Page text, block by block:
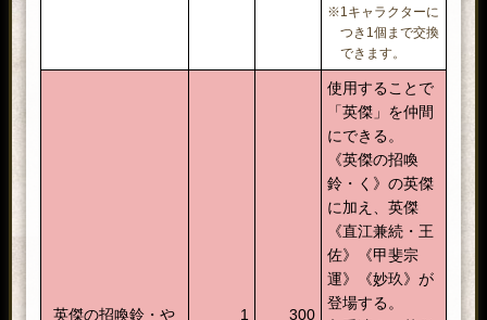
※1キャラクターに
つき1個まで交換
できます。
英傑の招喚鈴・や 1 300
使用することで
「英傑」を仲間
にできる。
《英傑の招喚
鈴・く》の英傑
に加え、英傑
《直江兼続・王
佐》《甲斐宗
運》《妙玖》が
登場する。